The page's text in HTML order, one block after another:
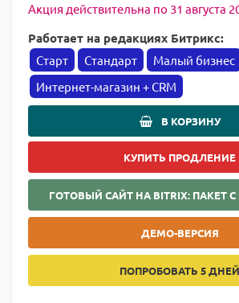
Акция действительна по 31 августа
Работает на редакциях Битрикс:
Старт Стандарт Малый бизнес
Интернет-магазин + CRM
В КОРЗИНУ
КУПИТЬ ПРОДЛЕНИЕ
ГОТОВЫЙ САЙТ НА BITRIX: ПАКЕТ
ДЕМО-ВЕРСИЯ
ПОПРОБОВАТЬ 5 ДНЕЙ